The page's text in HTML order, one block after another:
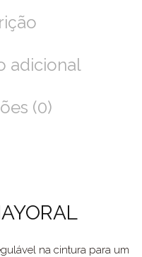
adicional
(0)
na cintura para um